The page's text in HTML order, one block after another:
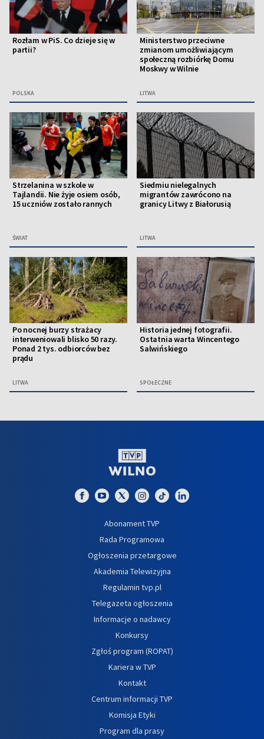
Rozłam w PiS. Co dzieje się w
partii?
POLSKA
Ministerstwo przeciwne
zmianom umożliwiającym
społeczną rozbiórkę Domu
Moskwy w Wilnie
LITWA
Strzelanina w szkole w
Tajlandii. Nie żyje osiem osób,
15 uczniów zostało rannych
ŚWIAT
Siedmiu nielegalnych
migrantów zawrócono na
granicy Litwy z Białorusią
LITWA
Po nocnej burzy strażacy
interweniowali blisko 50 razy.
Ponad 2 tys. odbiorców bez
prądu
LITWA
Historia jednej fotografii.
Ostatnia warta Wincentego
Salwińskiego
SPOŁECZNE
Abonament TVP
Rada Programowa
Ogłoszenia przetargowe
Akademia Telewizyjna
Regulamin tvp.pl
Telegazeta ogłoszenia
Informacje o nadawcy
Konkursy
Zgłoś program (ROPAT)
Kariera w TVP
Kontakt
Centrum informacji TVP
Komisja Etyki
Program dla prasy